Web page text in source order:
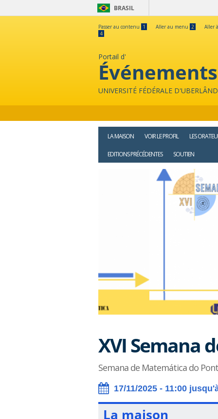
BRASIL
Passer au contenu 1 Aller au menu 2 Aller
4
Portail d'
Événements
UNIVERSITÉ FÉDÉRALE
LA MAISON VOIR LE PROFIL LES
EDITIONS PRÉCÉDENTES SOUTIEN
XVI Semana
Semana de Matemática do
17/11/2025 - 11:00
La maison